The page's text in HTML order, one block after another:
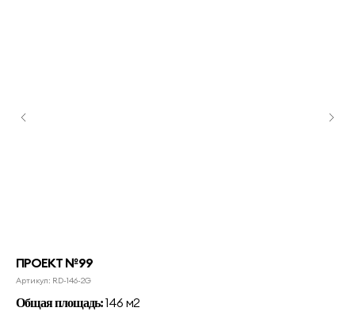
ПРОЕКТ №99
Артикул: RD-146-2G
Общая площадь:146 м2